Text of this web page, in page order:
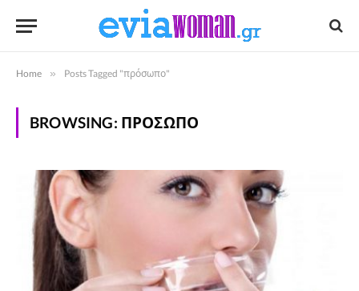
Home » Posts Tagged "πρόσωπο"
BROWSING: ΠΡΌΣΩΠΟ